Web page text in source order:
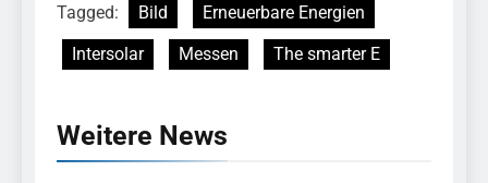
Tagged: Bild
Erneuerbare Energien
Intersolar
Messen The smarter E
Weitere News